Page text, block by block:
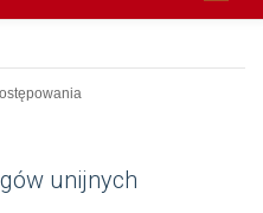
unijnych